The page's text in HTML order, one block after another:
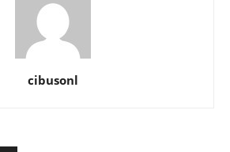
cibusonl